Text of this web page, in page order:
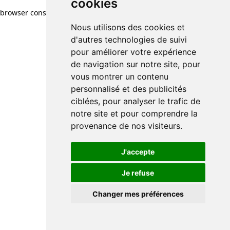
cookies
Nous utilisons des cookies et
d'autres technologies de suivi
pour améliorer votre expérience
de navigation sur notre site, pour
vous montrer un contenu
personnalisé et des publicités
ciblées, pour analyser le trafic de
notre site et pour comprendre la
provenance de nos visiteurs.
J'accepte
Je refuse
Changer mes préférences
browser console for more information)